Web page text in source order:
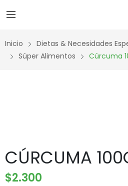
Inicio
Dietas & Necesidades
Súper Alimentos
Cúrcuma
CÚRCUMA
$2.300